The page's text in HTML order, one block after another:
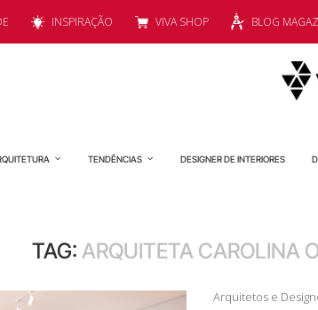
INSPIRAÇÃO VIVA SHOP BLOG
TENDÊNCIAS DESIGNER DE INTERIORES
TAG: ARQUITETA CAROLINA
Arquitetos e